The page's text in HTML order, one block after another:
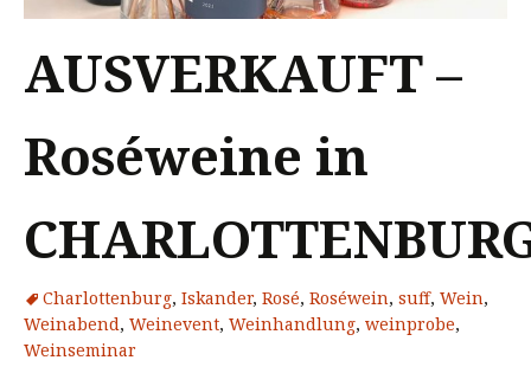
AUSVERKAUFT –
Roséweine in
Charlottenburg, Iskander, Rosé, Roséwein, suff, Wein,
Weinabend, Weinevent, Weinhandlung, weinprobe,
Weinseminar